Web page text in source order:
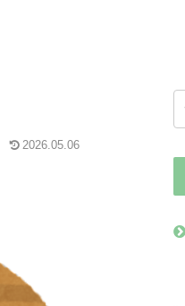
2026.05.06